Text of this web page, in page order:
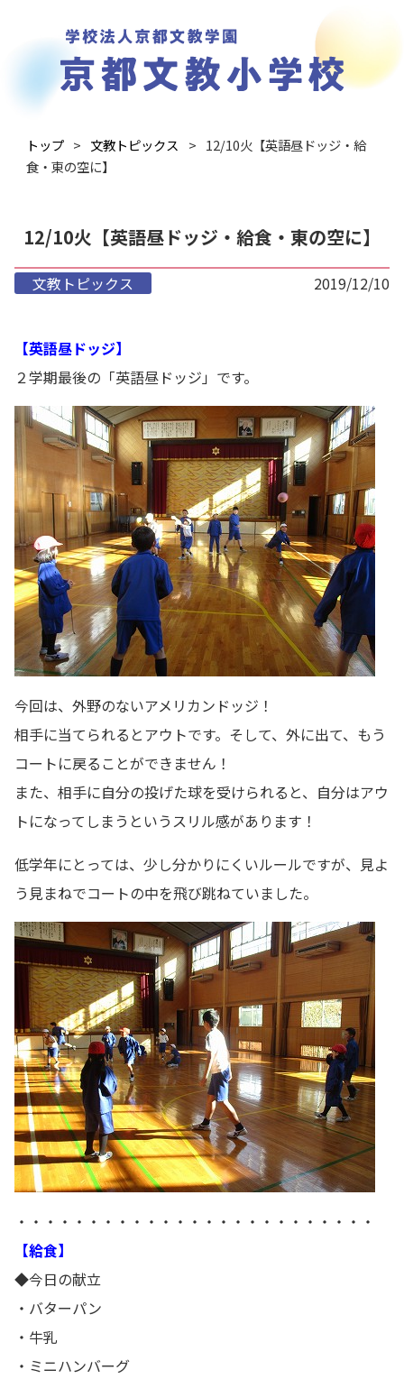
トップ 文教トピックス
12/10火【英語昼ドッジ・給
食・東の空に】
12/10火【英語昼ドッジ・給食・東の空に】
文教トピックス 2019/12/10
【英語昼ドッジ】
２学期最後の「英語昼ドッジ」です。
今回は、外野のないアメリカンドッジ！
相手に当てられるとアウトです。そして、外に出て、もう
コートに戻ることができません！
また、相手に自分の投げた球を受けられると、自分はアウ
トになってしまうというスリル感があります！
低学年にとっては、少し分かりにくいルールですが、見よ
う見まねでコートの中を飛び跳ねていました。
・・・・・・・・・・・・・・・・・・・・・・・・・
【給食】
◆今日の献立
・バターパン
・牛乳
・ミニハンバーグ